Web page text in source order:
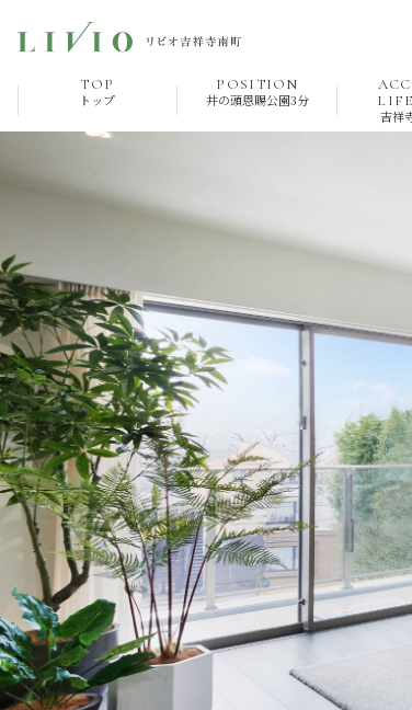
TOP
トップ
POSITION
井の頭恩賜公園3分
吉祥